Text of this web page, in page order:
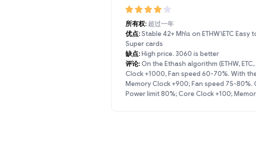
所有权: 超过一年
优点:Stable 42+ Mh\s on ETHW\ETC
Super cards
缺点:High price. 3060 is better
评论:On the Ethash algorithm (ETHW,
Clock +1000, Fan speed 60-70%. With
Memory Clock +900; Fan speed 75-
Power limit 80%; Core Clock +100;